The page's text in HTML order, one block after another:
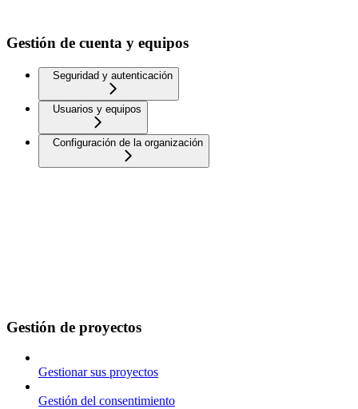
Gestión de cuenta y equipos
Seguridad y autenticación
Usuarios y equipos
Configuración de la organización
Gestión de proyectos
Gestionar sus proyectos
Gestión del consentimiento